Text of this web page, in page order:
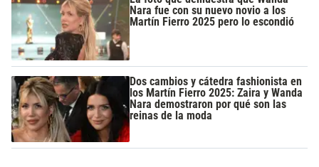
Nara fue con su nuevo novio a los
Martín Fierro 2025 pero lo escondió
Dos cambios y cátedra fashionista en
los Martín Fierro 2025: Zaira y Wanda
Nara demostraron por qué son las
reinas de la moda